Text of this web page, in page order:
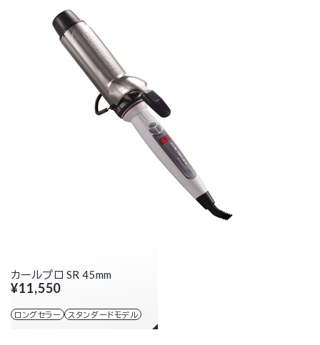
カールプロ SR 45mm
¥11,550
ロングセラー スタンダードモデル